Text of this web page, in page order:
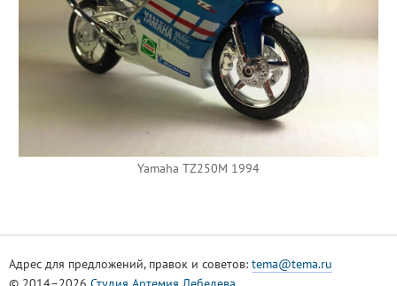
Yamaha TZ250M 1994
Адрес для предложений, правок и советов: tema@tema.ru